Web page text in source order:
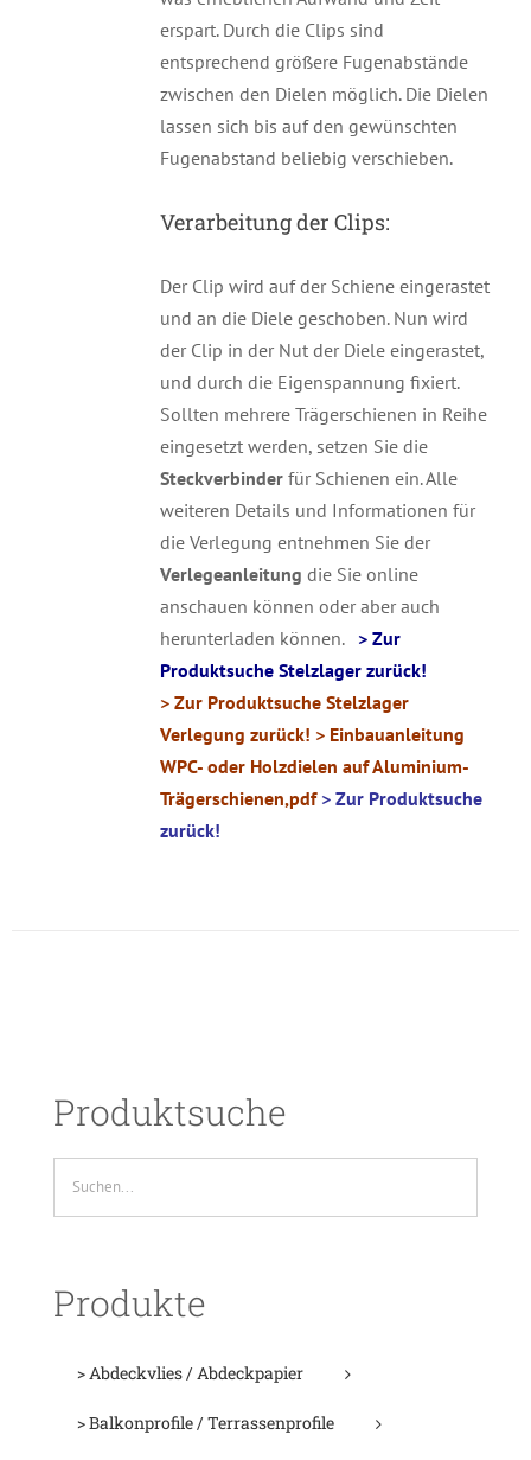
erspart. Durch die Clips sind
entsprechend größere Fugenabstände
zwischen den Dielen möglich. Die Dielen
lassen sich bis auf den gewünschten
Fugenabstand beliebig verschieben.
Verarbeitung der Clips:
Der Clip wird auf der Schiene eingerastet
und an die Diele geschoben. Nun wird
der Clip in der Nut der Diele eingerastet,
und durch die Eigenspannung fixiert.
Sollten mehrere Trägerschienen in Reihe
eingesetzt werden, setzen Sie die
Steckverbinder für Schienen ein. Alle
weiteren Details und Informationen für
die Verlegung entnehmen Sie der
Verlegeanleitung die Sie online
anschauen können oder aber auch
herunterladen können. > Zur
Produktsuche Stelzlager zurück!
> Zur Produktsuche Stelzlager
Verlegung zurück! > Einbauanleitung
WPC- oder Holzdielen auf Aluminium-
Trägerschienen,pdf > Zur Produktsuche
zurück!
Produktsuche
Produkte
> Abdeckvlies / Abdeckpapier
> Balkonprofile / Terrassenprofile